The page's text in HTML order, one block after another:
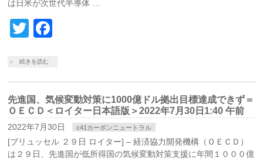
は日米が次世代半導体 …
Twitter
続きを読む
先進国、気候変動対策に1000億ドル拠出目標達成できず＝
ＯＥＣＤ＜ロイター日本語版＞2022年7月30日1:40 午前
2022年7月30日 c41カーボンニュートラル
[ブリュッセル ２９日 ロイター] – 経済協力開発機構（ＯＥＣＤ）
は２９日、先進国が低所得国の気候変動対策支援に年間１０００億